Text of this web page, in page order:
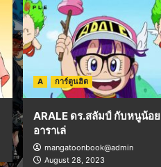
A การ์ตูนฮิต
ARALE ดร.สลัมป์ กับหนูน้อย
อาราเล่
mangatoonbook@admin
August 28, 2023